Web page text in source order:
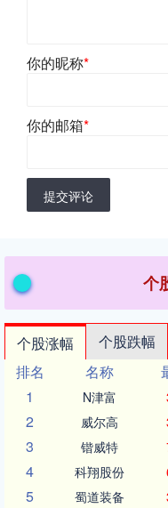
你的昵称*
你的邮箱*
提交评论
个
个股涨幅 个股跌幅
排名
名称
1
N津富
2 威尔高
3 锴威特
4 科翔股份
5 蜀道装备